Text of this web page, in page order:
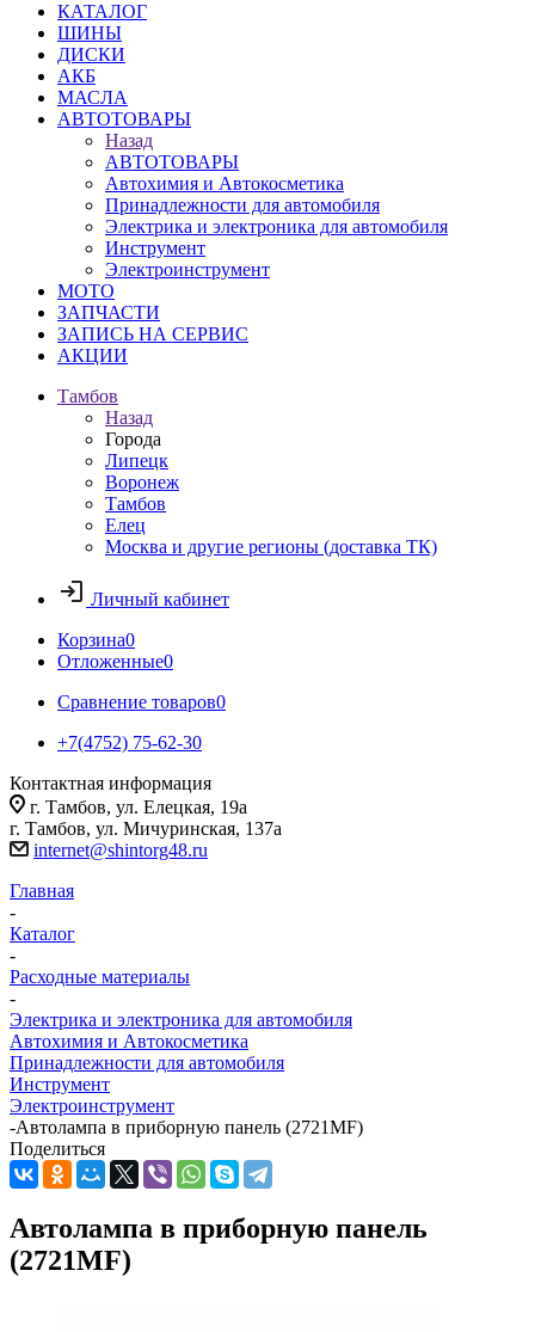
КАТАЛОГ
ШИНЫ
ДИСКИ
АКБ
МАСЛА
АВТОТОВАРЫ
Назад
АВТОТОВАРЫ
Автохимия и Автокосметика
Принадлежности для автомобиля
Электрика и электроника для автомобиля
Инструмент
Электроинструмент
МОТО
ЗАПЧАСТИ
ЗАПИСЬ НА СЕРВИС
АКЦИИ
Тамбов
Назад
Города
Липецк
Воронеж
Тамбов
Елец
Москва и другие регионы (доставка ТК)
Личный кабинет
Корзина0
Отложенные0
Сравнение товаров0
+7(4752) 75-62-30
Контактная информация
г. Тамбов, ул. Елецкая, 19а
г. Тамбов, ул. Мичуринская, 137а
internet@shintorg48.ru
Главная
-
Каталог
-
Расходные материалы
-
Электрика и электроника для автомобиля
Автохимия и Автокосметика
Принадлежности для автомобиля
Инструмент
Электроинструмент
-Автолампа в приборную панель (2721MF)
Поделиться
Автолампа в приборную панель
(2721MF)